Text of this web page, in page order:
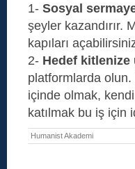
1- Sosyal
şeyler kazandırır.
kapıları
2- Hedef kitlenize
platformlarda
içinde olmak,
katılmak bu iş için
Humanist Akademi